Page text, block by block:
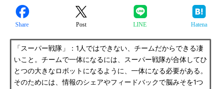
Share Post LINE Hatena
「スーパー戦隊」：1人ではできない、チームだからできる凄
いこと。チームで一体になるには、スーパー戦隊が合体してひ
とつの大きなロボットになるように、一体になる必要がある。
そのためには、情報のシェアやフィードバックで脳みそを1つ